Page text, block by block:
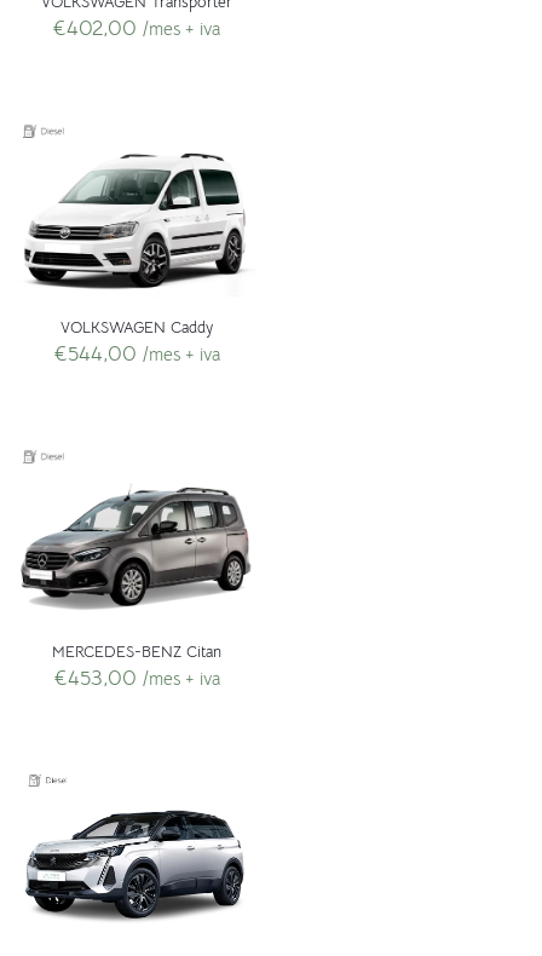
€402,00 /mes + iva
VOLKSWAGEN Caddy
€544,00 /mes + iva
MERCEDES-BENZ Citan
€453,00 /mes + iva